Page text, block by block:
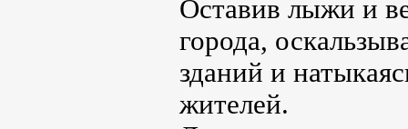
Оставив лыжи и
города,
зданий и
жителей.